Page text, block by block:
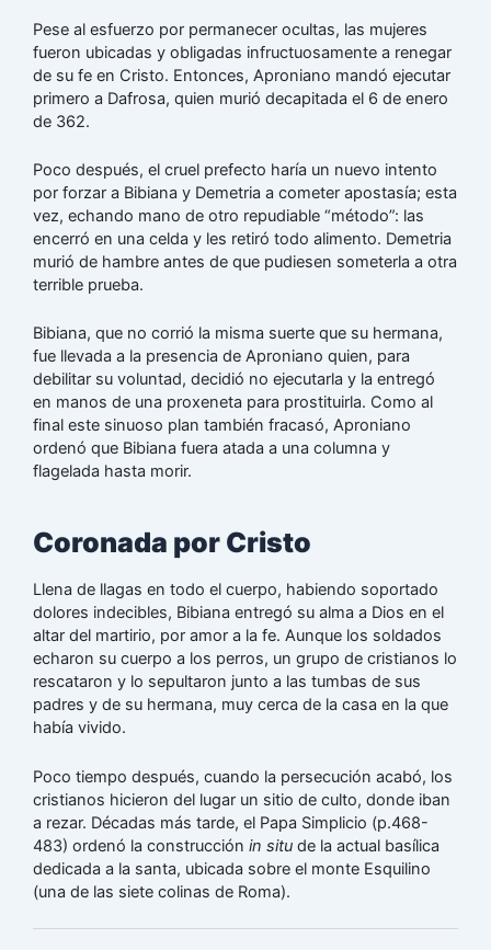
Pese al esfuerzo por permanecer ocultas, las mujeres
fueron ubicadas y obligadas infructuosamente a renegar
de su fe en Cristo. Entonces, Aproniano mandó ejecutar
primero a Dafrosa, quien murió decapitada el 6 de enero
de 362.
Poco después, el cruel prefecto haría un nuevo intento
por forzar a Bibiana y Demetria a cometer apostasía; esta
vez, echando mano de otro repudiable “método”: las
encerró en una celda y les retiró todo alimento. Demetria
murió de hambre antes de que pudiesen someterla a otra
terrible prueba.
Bibiana, que no corrió la misma suerte que su hermana,
fue llevada a la presencia de Aproniano quien, para
debilitar su voluntad, decidió no ejecutarla y la entregó
en manos de una proxeneta para prostituirla. Como al
final este sinuoso plan también fracasó, Aproniano
ordenó que Bibiana fuera atada a una columna y
flagelada hasta morir.
Coronada por Cristo
Llena de llagas en todo el cuerpo, habiendo soportado
dolores indecibles, Bibiana entregó su alma a Dios en el
altar del martirio, por amor a la fe. Aunque los soldados
echaron su cuerpo a los perros, un grupo de cristianos lo
rescataron y lo sepultaron junto a las tumbas de sus
padres y de su hermana, muy cerca de la casa en la que
había vivido.
Poco tiempo después, cuando la persecución acabó, los
cristianos hicieron del lugar un sitio de culto, donde iban
a rezar. Décadas más tarde, el Papa Simplicio (p.468-
483) ordenó la construcciónin situ de la actual basílica
dedicada a la santa, ubicada sobre el monte Esquilino
(una de las siete colinas de Roma).